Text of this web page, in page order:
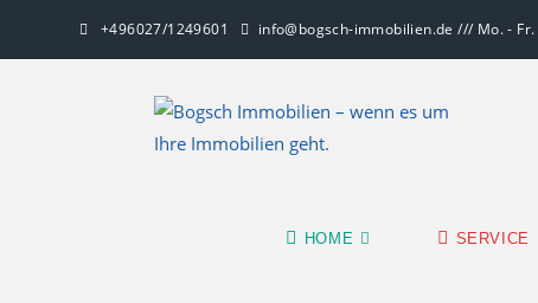
+496027/1249601 info@bogsch-immobilien.de /// Mo. -
HOME SERVICE